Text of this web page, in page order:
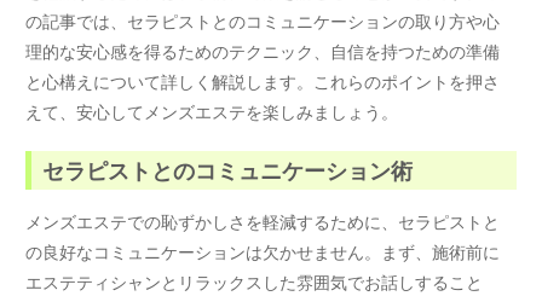
の記事では、セラピストとのコミュニケーションの取り方や心
理的な安心感を得るためのテクニック、自信を持つための準備
と心構えについて詳しく解説します。これらのポイントを押さ
えて、安心してメンズエステを楽しみましょう。
セラピストとのコミュニケーション術
メンズエステでの恥ずかしさを軽減するために、セラピストと
の良好なコミュニケーションは欠かせません。まず、施術前に
エステティシャンとリラックスした雰囲気でお話しすること